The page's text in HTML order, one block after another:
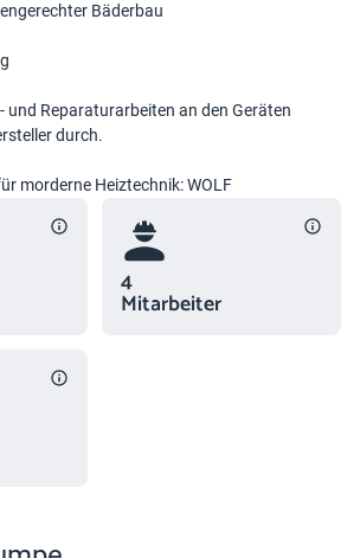
Bäderbau
und Reparaturarbeiten an den Geräten
durch.
morderne Heiztechnik: WOLF
4
Mitarbeiter